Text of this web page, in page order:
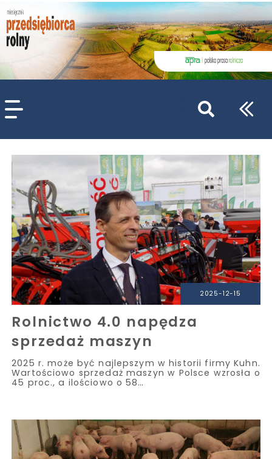
2025-12-15
Rolnictwo 4.0 napędza
sprzedaż maszyn
2025 r. może być najlepszym w historii firmy Kuhn.
Wartościowo sprzedaż maszyn w Polsce wzrosła o
45 proc., a ilościowo o 58…